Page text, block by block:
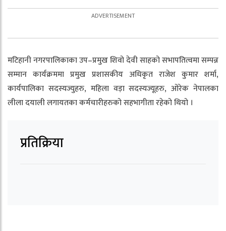
मटिहानी नगरपालिकाका उप–प्रमुख शिवो देवी साहको सभापतित्वमा सम्पन्न
सम्मान कार्यक्रममा प्रमुख प्रशासकीय अधिकृत राजेश कुमार शर्मा,
कार्यपालिका सदस्यज्युहरु, महिला वड़ा सदस्यज्यूहरु, ओरेक नेपालका
लीला दयाली लगायतका कर्मचारीहरुको सहभागीता रहेको थियो ।
प्रतिक्रिया